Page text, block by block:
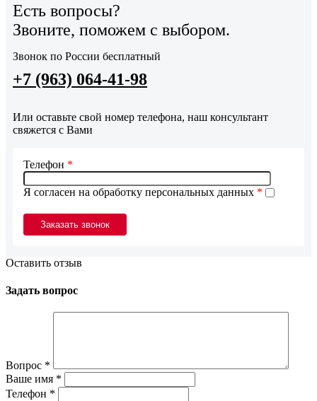
Есть вопросы?
Звоните, поможем с выбором.
Звонок по России бесплатный
+7 (963) 064-41-98
Или оставьте свой номер телефона, наш консультант
свяжется с Вами
Я согласен на обработку персональных данных *
Телефон *
Оставить отзыв
Задать вопрос
Вопрос *
Ваше имя *
Телефон *